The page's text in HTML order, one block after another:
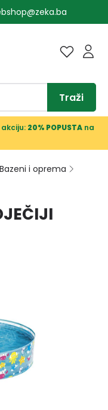
Traži
20% POPUSTAna
Bazeni i oprema